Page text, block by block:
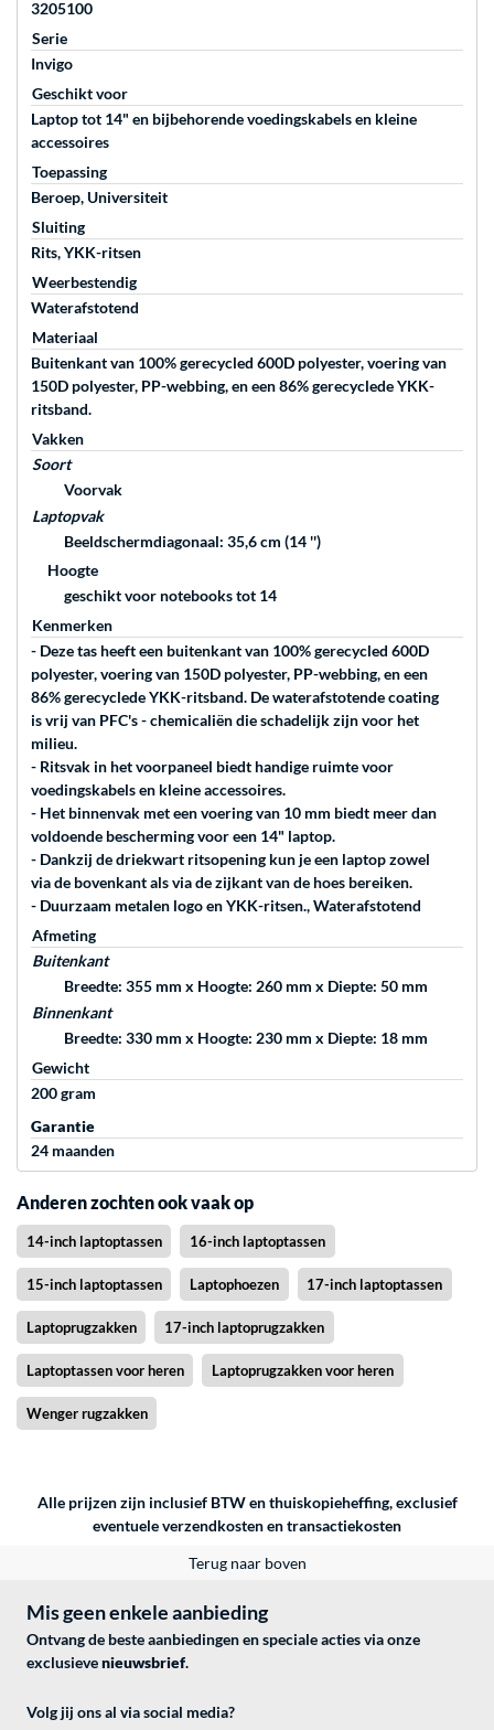
3205100
Serie
Invigo
Geschikt voor
Laptop tot 14" en bijbehorende voedingskabels en kleine
accessoires
Toepassing
Beroep, Universiteit
Sluiting
Rits, YKK-ritsen
Weerbestendig
Waterafstotend
Materiaal
Buitenkant van 100% gerecycled 600D polyester, voering van
150D polyester, PP-webbing, en een 86% gerecyclede YKK-
ritsband.
Vakken
Soort
Voorvak
Laptopvak
Beeldschermdiagonaal: 35,6 cm (14 '')
Hoogte
geschikt voor notebooks tot 14
Kenmerken
- Deze tas heeft een buitenkant van 100% gerecycled 600D
polyester, voering van 150D polyester, PP-webbing, en een
86% gerecyclede YKK-ritsband. De waterafstotende coating
is vrij van PFC's - chemicaliën die schadelijk zijn voor het
milieu.
- Ritsvak in het voorpaneel biedt handige ruimte voor
voedingskabels en kleine accessoires.
- Het binnenvak met een voering van 10 mm biedt meer dan
voldoende bescherming voor een 14" laptop.
- Dankzij de driekwart ritsopening kun je een laptop zowel
via de bovenkant als via de zijkant van de hoes bereiken.
- Duurzaam metalen logo en YKK-ritsen., Waterafstotend
Afmeting
Buitenkant
Breedte: 355 mm x Hoogte: 260 mm x Diepte: 50 mm
Binnenkant
Breedte: 330 mm x Hoogte: 230 mm x Diepte: 18 mm
Gewicht
200 gram
Garantie
24 maanden
Anderen zochten ook vaak op
14-inch laptoptassen 16-inch laptoptassen
15-inch laptoptassen Laptophoezen 17-inch laptoptassen
Laptoprugzakken 17-inch laptoprugzakken
Laptoptassen voor heren Laptoprugzakken voor heren
Wenger rugzakken
Alle prijzen zijn inclusief BTW en thuiskopieheffing, exclusief
eventueleverzendkostenentransactiekosten
Terug naar boven
Mis geen enkele aanbieding
Ontvang de beste aanbiedingen en speciale acties via onze
exclusievenieuwsbrief.
Volg jij ons al via social media?